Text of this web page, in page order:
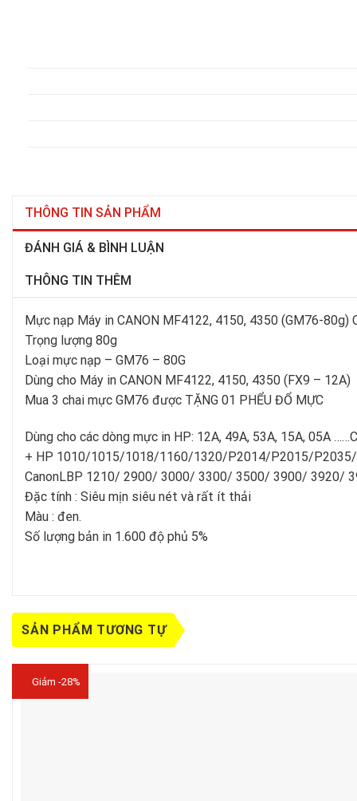
THÔNG TIN SẢN PHẨM
ĐÁNH GIÁ & BÌNH LUẬN
THÔNG TIN THÊM
Mực nạp Máy in CANON MF4122, 4150, 4350 (GM76-
Trọng lượng 80g
Loại mực nạp – GM76 – 80G
Dùng cho Máy in CANON MF4122, 4150, 4350 (FX9 – 12A)
Mua 3 chai mực GM76 được TẶNG 01 PHỂU ĐỔ MỰC
Dùng cho các dòng mực in HP: 12A, 49A, 53A, 15A, 05A
+ HP 1010/1015/1018/1160/1320/P2014/P2015/
CanonLBP 1210/ 2900/ 3000/ 3300/ 3500/ 3900/ 3920/
Đặc tính : Siêu mịn siêu nét và rất ít thải
Màu : đen.
Số lượng bản in 1.600 độ phủ 5%
SẢN PHẨM TƯƠNG TỰ
Giảm -28%